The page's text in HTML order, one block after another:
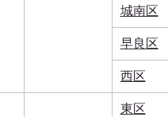
城南区
早良区
西区
東区